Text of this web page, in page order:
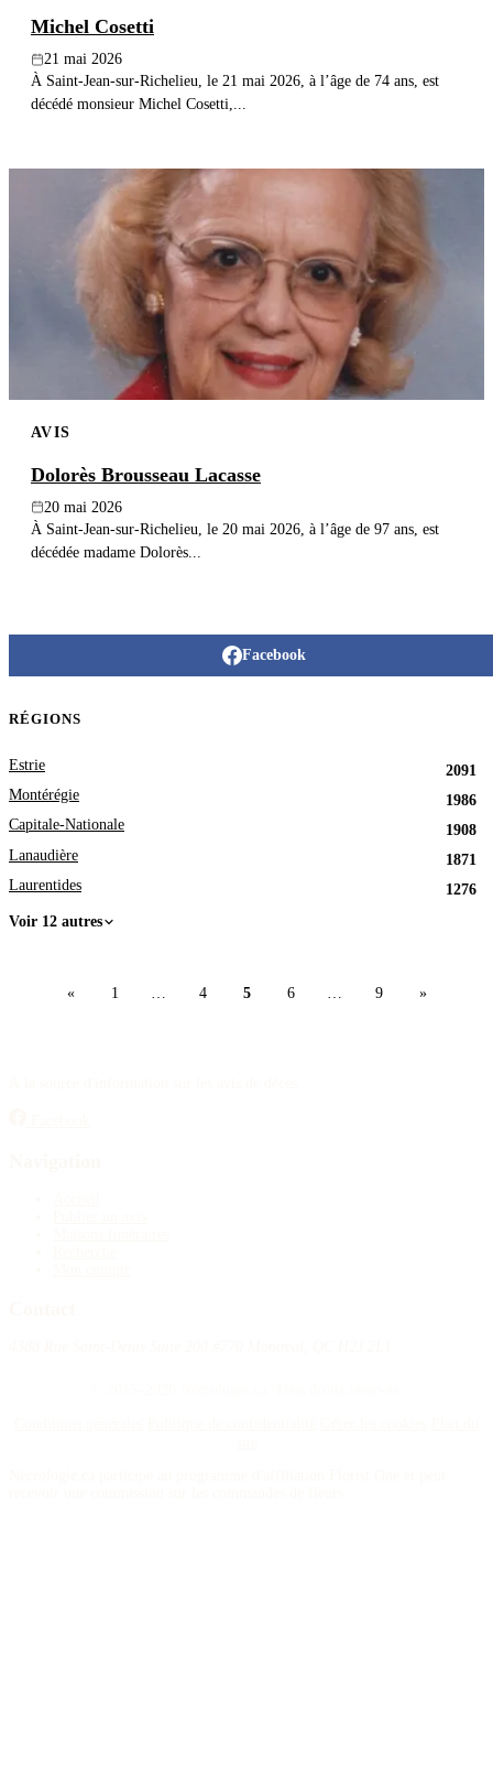
Michel Cosetti
21 mai 2026
À Saint-Jean-sur-Richelieu, le 21 mai 2026, à l’âge de 74 ans, est
décédé monsieur Michel Cosetti,...
AVIS
Dolorès Brousseau Lacasse
20 mai 2026
À Saint-Jean-sur-Richelieu, le 20 mai 2026, à l’âge de 97 ans, est
décédée madame Dolorès...
Facebook
RÉGIONS
Estrie
2091
Montérégie
1986
Capitale-Nationale
1908
Lanaudière
1871
Laurentides
1276
Voir 12 autres
« 1 … 4 5 6 … 9 »